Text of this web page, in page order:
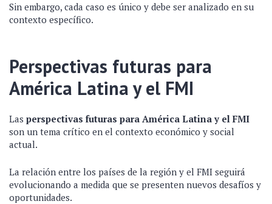
Sin embargo, cada caso es único y debe ser analizado en su
contexto específico.
Perspectivas futuras para
América Latina y el FMI
Las perspectivas futuras para América Latina y el FMI
son un tema crítico en el contexto económico y social
actual.
La relación entre los países de la región y el FMI seguirá
evolucionando a medida que se presenten nuevos desafíos y
oportunidades.